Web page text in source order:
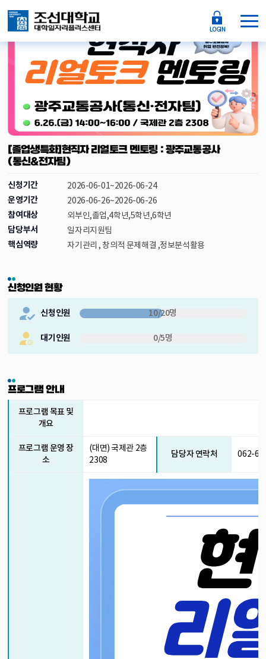
운영마감
[졸업생특화]현직자 리얼토크 멘토링 : 광주교통공사
(통신&전자팀)
신청기간 2026-06-01~2026-06-24
운영기간 2026-06-26~2026-06-26
참여대상 외부인,졸업,4학년,5학년,6학년
담당부서 일자리지원팀
핵심역량 자기관리 , 창의적 문제해결 ,정보분석활용
신청인원 현황
신청인원 10/20명
대기인원 0/5명
프로그램 안내
프로그램 목표 및
개요
프로그램 운영 장
소
(대면) 국제관 2층
2308
담당자 연락처 062-